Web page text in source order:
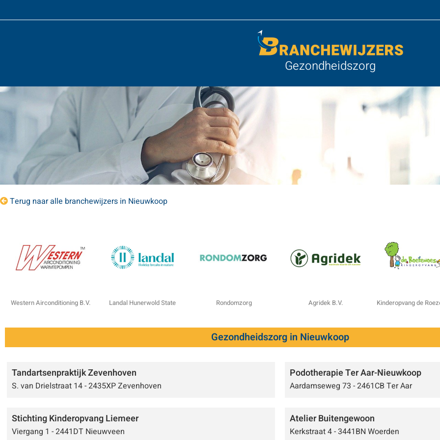
Gezondheidszorg
Terug naar alle branchewijzers in Nieuwkoop
Western Airconditioning B.V. Landal Hunerwold State Rondomzorg Agridek B.V. Kinderopvang de
Gezondheidszorg in Nieuwkoop
Tandartsenpraktijk Zevenhoven
S. van Drielstraat 14 - 2435XP Zevenhoven
Podotherapie Ter Aar-Nieuwkoop
Aardamseweg 73 - 2461CB Ter Aar
Stichting Kinderopvang Liemeer
Viergang 1 - 2441DT Nieuwveen
Atelier Buitengewoon
Kerkstraat 4 - 3441BN Woerden